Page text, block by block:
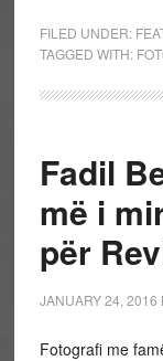
FILED UNDER:
TAGGED WITH:
Fadil
më i
për
JANUARY 24, 2016
Fotografi me